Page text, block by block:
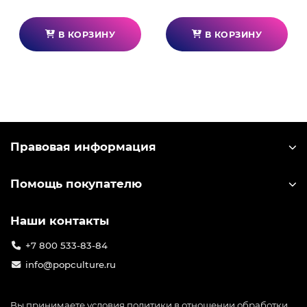
В КОРЗИНУ В КОРЗИНУ
Правовая информация
Помощь покупателю
Наши контакты
+7 800 533-83-84
info@popculture.ru